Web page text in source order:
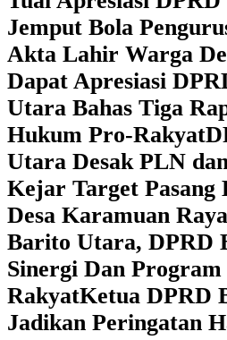
Jemput Bola
Akta Lahir Warga
Dapat Apresiasi
Utara Bahas Tiga
Hukum Pro-Rakyat
Utara Desak PLN
Kejar Target
Desa Karamuan
Barito Utara, DPRD
Sinergi Dan
RakyatKetua DPRD
Jadikan Peringatan